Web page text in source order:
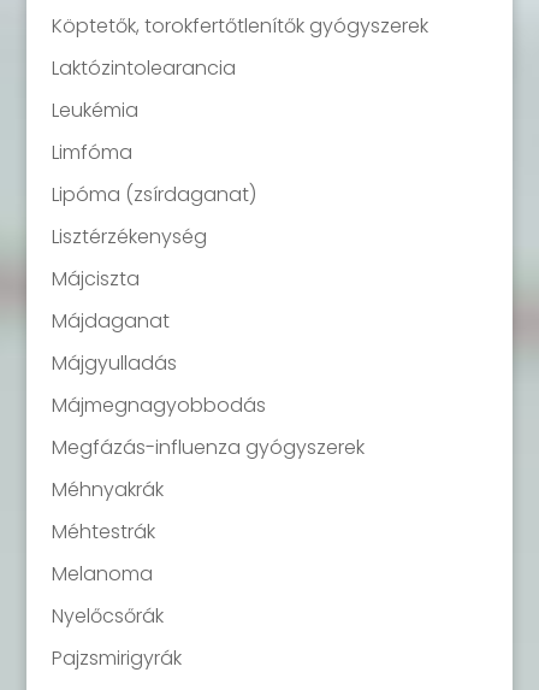
Köptetők, torokfertőtlenítők gyógyszerek
Laktózintolearancia
Leukémia
Limfóma
Lipóma (zsírdaganat)
Lisztérzékenység
Májciszta
Májdaganat
Májgyulladás
Májmegnagyobbodás
Megfázás-influenza gyógyszerek
Méhnyakrák
Méhtestrák
Melanoma
Nyelőcsőrák
Pajzsmirigyrák